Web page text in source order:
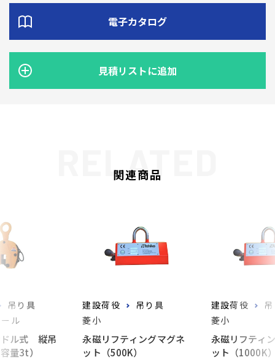
電子カタログ
見積リストに追加
関連商品
吊り具
ル
ドル式 縦吊
量3t）
建設荷役
吊り具
菱小
永磁リフティングマグネ
ット（500K）
建設荷役
菱小
永磁リフティ
ット（1000K